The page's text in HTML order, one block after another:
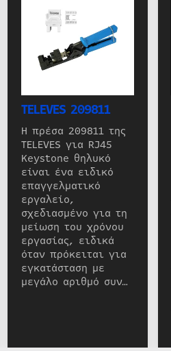
TELEVES 209811
Η πρέσα 209811 της
TELEVES για RJ45
Keystone θηλυκό
είναι ένα ειδικό
επαγγελματικό
εργαλείο,
σχεδιασμένο για τη
μείωση του χρόνου
εργασίας, ειδικά
όταν πρόκειται για
εγκατάσταση με
μεγάλο αριθμό συν…